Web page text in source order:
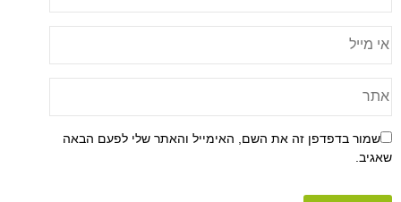
שמור בדפדפן זה את השם, האימייל והאתר שלי לפעם הבאה
שאגיב.